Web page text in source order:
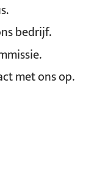
bedrijf.
met ons op.